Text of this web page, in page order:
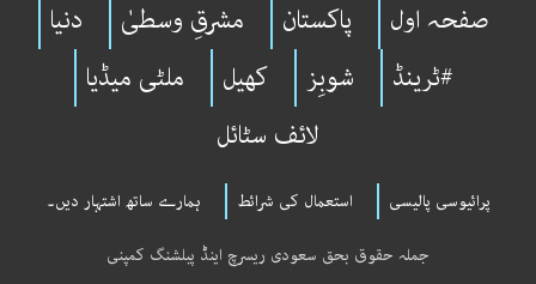
صفحہ اول پاکستان مشرقِ وسطیٰ
دنیا
#ٹرینڈ
شوبِز کھیل
ملٹی میڈیا
لائف سٹائل
پرائیوسی پالیسی استعمال کی شرائط ہمارے ساتھ اشتہار دیں۔
جملہ حقوق بحق سعودی ریسرچ اینڈ پبلشنگ کمپنی